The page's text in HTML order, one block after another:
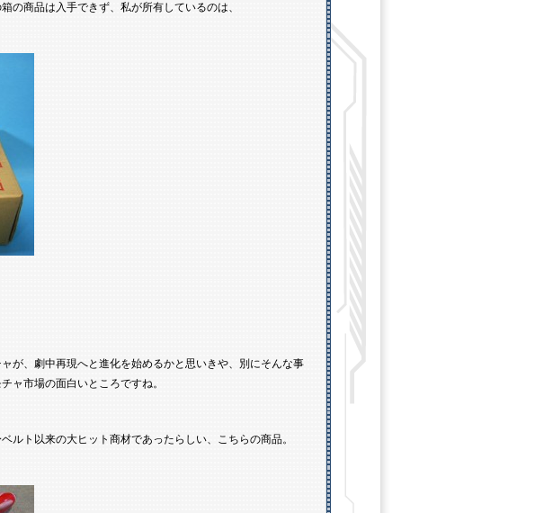
の商品は入手できず、私が所有しているのは、
が、劇中再現へと進化を始めるかと思いきや、別にそんな事
ャ市場の面白いところですね。
ルト以来の大ヒット商材であったらしい、こちらの商品。